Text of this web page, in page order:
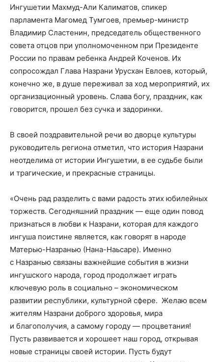
Ингушетии Махмуд-Али Калиматов, спикер
парламента Магомед Тумгоев, премьер-министр
Владимир Сластенин, председатель общественного
совета отцов при уполномоченном при Президенте
России по правам ребенка Андрей Коченов. Их
сопросождал Глава Назрани Урусхан Евлоев, который,
конечно же, в душе переживал за ход мероприятий, их
организационный уровень. Слава богу, праздник, как
говорится, прошел без сучка и задоринки.
В своей поздравительной речи во дворце культуры
руководитель региона отметил, что история Назрани
неотделима от истории Ингушетии, в ее судьбе были
и трагические, и прекрасные страницы.
«Очень рад разделить с вами радость этих юбилейных
торжеств. Сегодняшний праздник — еще один повод
признаться в любви к Назрани, которая для каждого
ингуша поистине является, как говорят в народе
Матерью-Назранью (Нана-Наьсаре). Именно
с Назранью связаны важнейшие события в жизни
ингушского народа, город продолжает играть
ключевую роль в социально – экономическом
развитии республики, культурной сфере. Желаю всем
жителям Назрани доброго здоровья, мира
и благополучия, а самому городу — процветания!
Пусть развивается и хорошеет наш город, открывая
новые страницы своей истории. Пусть будут